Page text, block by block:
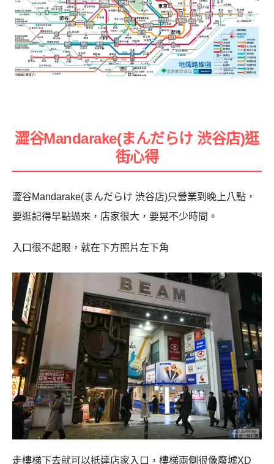
澀谷Mandarake(まんだらけ 渋谷店)逛
街心得
澀谷Mandarake(まんだらけ 渋谷店)只營業到晚上八點，
要逛記得早點過來，店家很大，要晃不少時間。
入口很不起眼，就在下方照片左下角
走樓梯下去就可以抵達店家入口，樓梯兩側很像廢墟XD